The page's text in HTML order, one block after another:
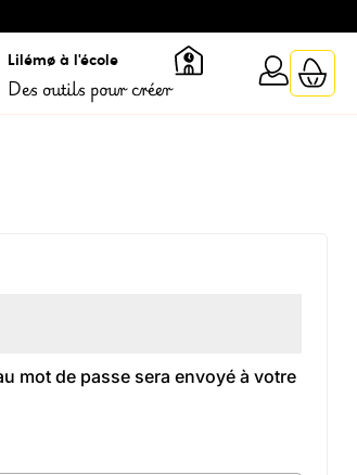
Lilémø à l'école
Des outils pour créer
mot de passe sera envoyé à votre